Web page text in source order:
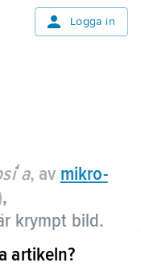
Logga in
, av mikro-
,
krympt bild.
i
artikeln?